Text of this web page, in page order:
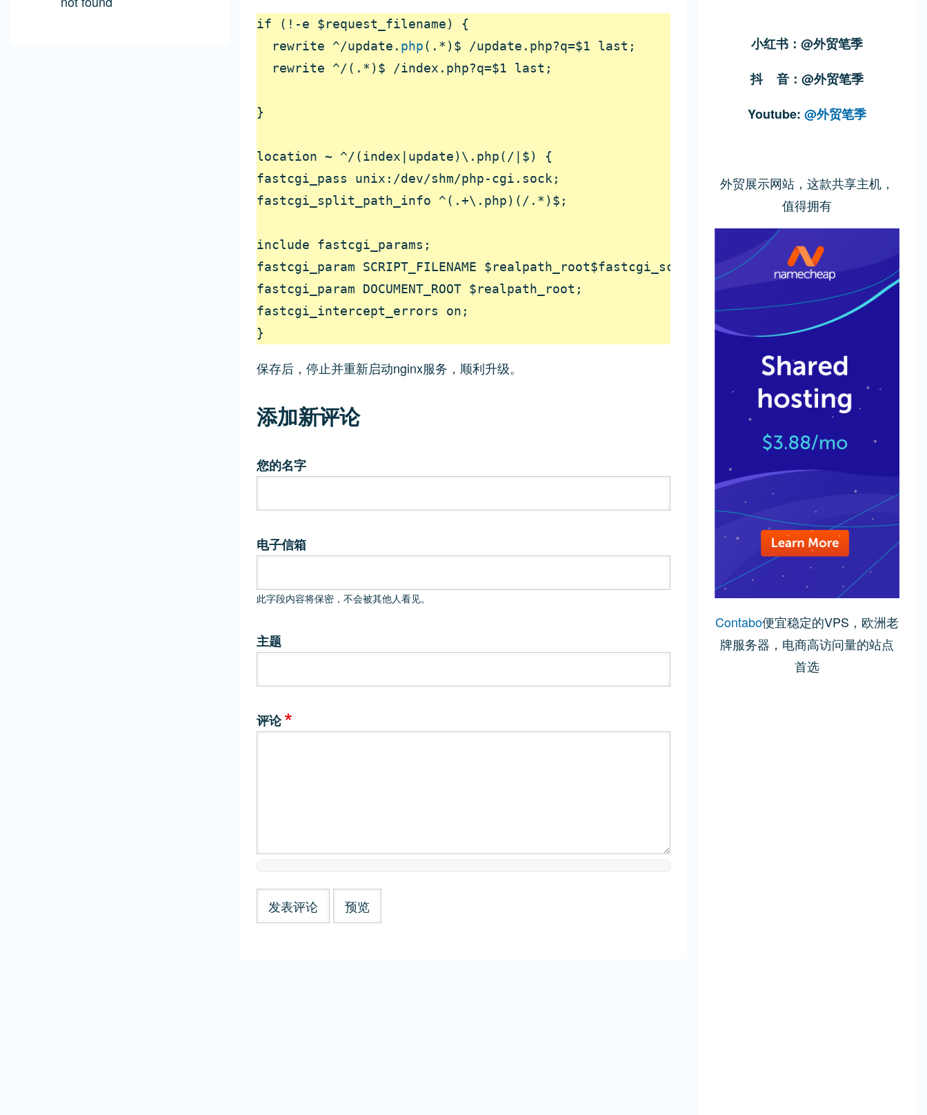
if (!-e $request_filename) {
rewrite ^/update. php(.*)$ /update.php?q=$1 last;
rewrite ^/(.*)$ /index.php?q=$1 last;
}
location ~ ^/(index|update)\.php(/|$) {
fastcgi_pass unix:/dev/shm/php-cgi.sock;
fastcgi_split_path_info ^(.+\.php)(/.*)$;
include fastcgi_params;
fastcgi_param SCRIPT_FILENAME $realpath_root$fastcgi_script_name;
fastcgi_param DOCUMENT_ROOT $realpath_root;
fastcgi_intercept_errors on;
}
保存后，停止并重新启动nginx服务，顺利升级。
添加新评论
您的名字
电子信箱
此字段内容将保密，不会被其他人看见。
主题
评论
小红书：@外贸笔季
抖 音：@外贸笔季
Youtube: @外贸笔季
外贸展示网站，这款共享主机，
值得拥有
Contabo便宜稳定的VPS，欧洲老
牌服务器，电商高访问量的站点
首选